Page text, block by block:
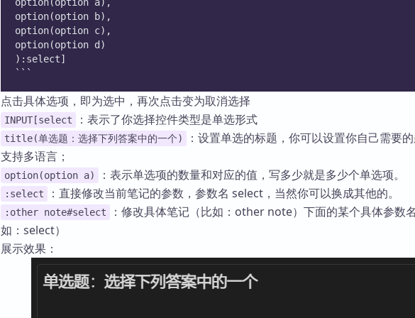
option(option b),
option(option c),
option(option d)
):select]
```
点击具体选项，即为选中，再次点击变为取消选择
INPUT[select ：表示了你选择控件类型是单选形式
title(单选题：选择下列答案中的一个)
：设置单选的标题，你可以设置你自己需要的
支持多语言；
option(option a) ：表示单选项的数量和对应的值，写多少就是多少个单选项。
:select ：直接修改当前笔记的参数，参数名 select，当然你可以换成其他的。
:other note#select
：修改具体笔记（比如：other note）下面的某个具体参数
如：select）
展示效果：